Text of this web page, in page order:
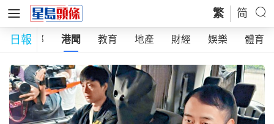
繁 简
日報全部 港聞 教育 地產 財經 娛樂 體育